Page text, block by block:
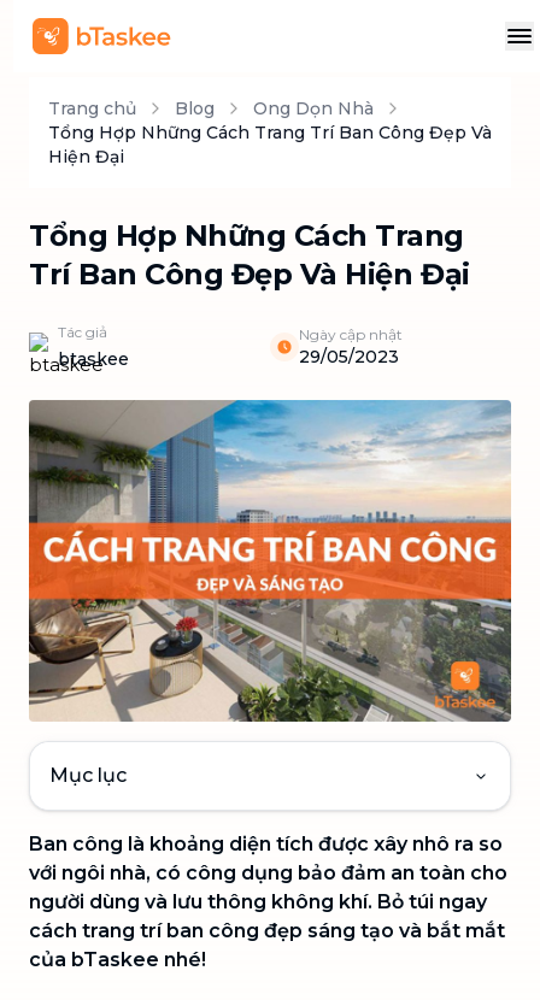
Trang chủ Blog
Ong Dọn Nhà
Tổng Hợp Những Cách Trang Trí Ban Công Đẹp Và
Hiện Đại
Tổng Hợp Những Cách Trang
Trí Ban Công Đẹp Và Hiện Đại
Tác giả
btaskee
Ngày cập nhật
29/05/2023
Mục lục
Ban công là khoảng diện tích được xây nhô ra so
với ngôi nhà, có công dụng bảo đảm an toàn cho
người dùng và lưu thông không khí. Bỏ túi ngay
cách trang trí ban công đẹp sáng tạo và bắt mắt
của bTaskee nhé!